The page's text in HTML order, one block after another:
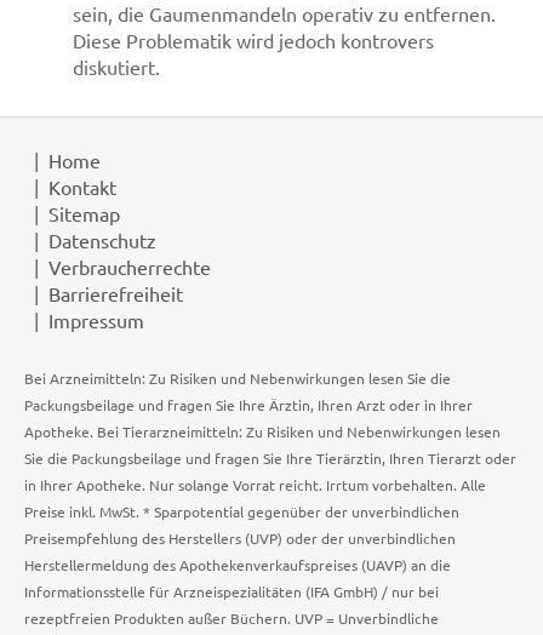
sein, die Gaumenmandeln operativ zu entfernen.
Diese Problematik wird jedoch kontrovers
diskutiert.
Home
Kontakt
Sitemap
Datenschutz
Verbraucherrechte
Barrierefreiheit
Impressum
Bei Arzneimitteln: Zu Risiken und Nebenwirkungen lesen Sie die
Packungsbeilage und fragen Sie Ihre Ärztin, Ihren Arzt oder in Ihrer
Apotheke. Bei Tierarzneimitteln: Zu Risiken und Nebenwirkungen lesen
Sie die Packungsbeilage und fragen Sie Ihre Tierärztin, Ihren Tierarzt oder
in Ihrer Apotheke. Nur solange Vorrat reicht. Irrtum vorbehalten. Alle
Preise inkl. MwSt. * Sparpotential gegenüber der unverbindlichen
Preisempfehlung des Herstellers (UVP) oder der unverbindlichen
Herstellermeldung des Apothekenverkaufspreises (UAVP) an die
Informationsstelle für Arzneispezialitäten (IFA GmbH) / nur bei
rezeptfreien Produkten außer Büchern. UVP = Unverbindliche